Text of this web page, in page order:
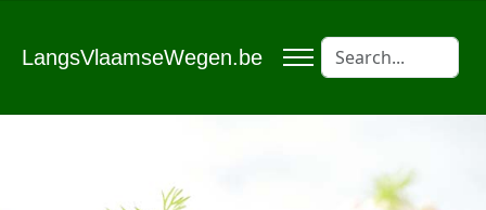
LangsVlaamseWegen.be